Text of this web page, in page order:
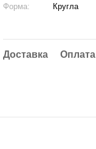
Форма:
Кругла
Доставка Оплата